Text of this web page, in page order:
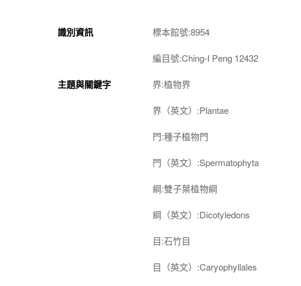
識別資訊 標本館號:8954
編目號:Ching-I Peng 12432
主題與關鍵字 界:植物界
界（英文）:Plantae
門:種子植物門
門（英文）:Spermatophyta
綱:雙子葉植物綱
綱（英文）:Dicotyledons
目:石竹目
目（英文）:Caryophyllales